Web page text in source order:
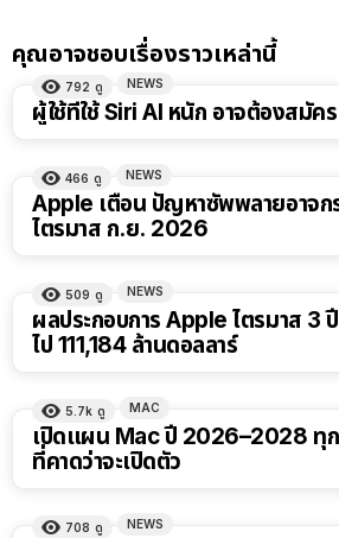
คุณอาจชอบเรื่องราวเหล่านี้
792 ดู NEWS
ผู้ใช้ที่ใช้ Siri AI หนัก อาจต้องสมัค
466 ดู NEWS
Apple เตือน ปัญหาซัพพลายอาจกร
ไตรมาส ก.ย. 2026
509 ดู NEWS
ผลประกอบการ Apple ไตรมาส 3
ไป 111,184 ล้านดอลลาร์
5.7k ดู MAC
เปิดแผน Mac ปี 2026–2028 ทุก
ที่คาดว่าจะเปิดตัว
708 ดู NEWS